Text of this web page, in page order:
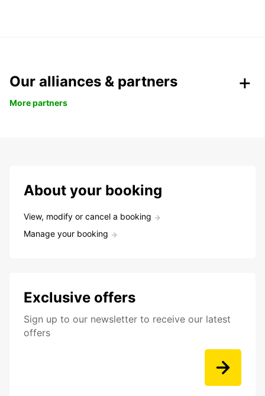
Our alliances & partners
More partners
About your booking
View, modify or cancel a booking
Manage your booking
Exclusive offers
Sign up to our newsletter to receive our latest
offers